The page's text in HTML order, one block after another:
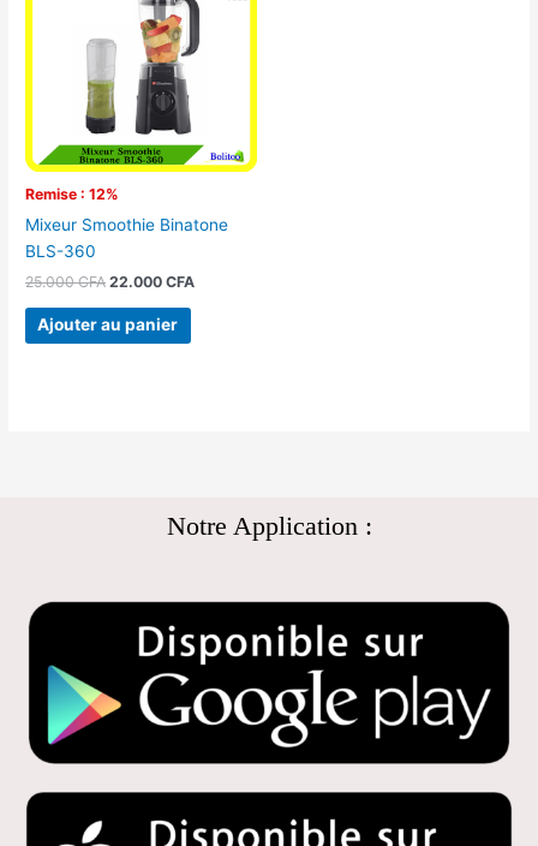
Remise : 12%
Mixeur Smoothie Binatone
BLS-360
25.000CFA
était :
25.000 CFA.
22.000CFA
est :
Ajouter au panier
Notre Application :